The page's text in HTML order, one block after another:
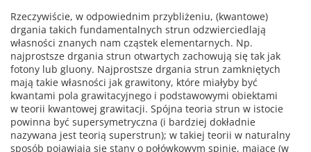
Rzeczywiście, w odpowiednim przybliżeniu, (kwantowe)
drgania takich fundamentalnych strun odzwierciedlają
własności znanych nam cząstek elementarnych. Np.
najprostsze drgania strun otwartych zachowują się tak jak
fotony lub gluony. Najprostsze drgania strun zamkniętych
mają takie własności jak grawitony, które miałyby być
kwantami pola grawitacyjnego i podstawowymi obiektami
w teorii kwantowej grawitacji. Spójna teoria strun w istocie
powinna być supersymetryczna (i bardziej dokładnie
nazywana jest teorią superstrun); w takiej teorii w naturalny
sposób pojawiają się stany o połówkowym spinie, mające (w